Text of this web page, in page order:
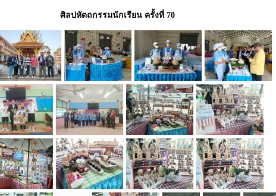
ศิลปหัตถกรรมนักเรียน ครั้งที่ 70